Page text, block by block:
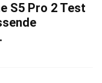
S5 Pro 2 Test